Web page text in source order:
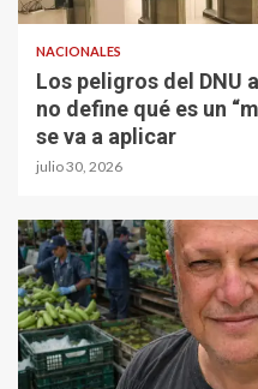
NACIONALES
Los peligros del
no define qué es un
se va a aplicar
julio 30, 2026